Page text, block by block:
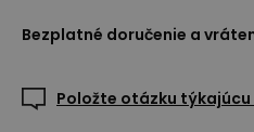
Bezplatné doručenie a
Položte otázku